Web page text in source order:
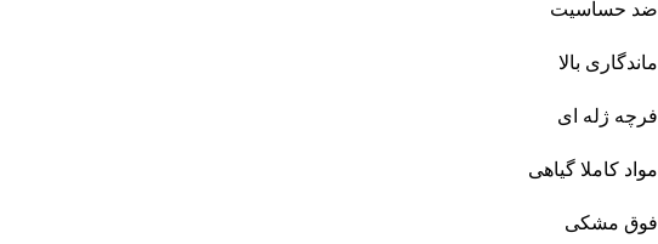
ضد حساسیت
ماندگاری بالا
فرچه ژله ای
مواد کاملا گیاهی
فوق مشکی